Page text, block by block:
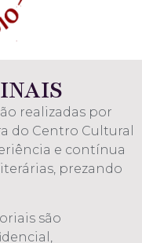
realizadas por
do Centro Cultural
e contínua
prezando
são